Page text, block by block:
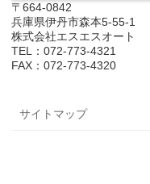
〒664-0842
兵庫県伊丹市森本5-55-1
株式会社エスエスオート
TEL：072-773-4321
FAX：072-773-4320
サイトマップ